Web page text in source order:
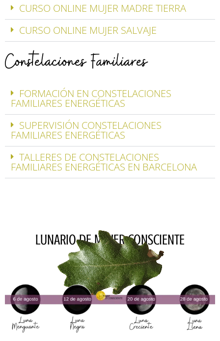
CURSO ONLINE MUJER MADRE TIERRA
CURSO ONLINE MUJER SALVAJE
Constelaciones Familiares
FORMACIÓN EN CONSTELACIONES
FAMILIARES ENERGÉTICAS
SUPERVISIÓN CONSTELACIONES
FAMILIARES ENERGÉTICAS
TALLERES DE CONSTELACIONES
FAMILIARES ENERGÉTICAS EN BARCELONA
LUNARIO DE MUJER CONSCIENTE